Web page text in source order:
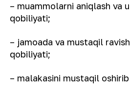
– muammolarni aniqlash va
qobiliyati;
– jamoada va mustaqil
qobiliyati;
– malakasini mustaqil